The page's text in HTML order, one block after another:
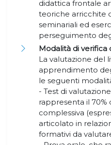
didattica frontale
teoriche arricchite
seminariali ed
perseguimento
Modalità di
La valutazione del
apprendimento
le seguenti
- Test di
rappresenta il 70%
complessiva
articolato in
formativi da